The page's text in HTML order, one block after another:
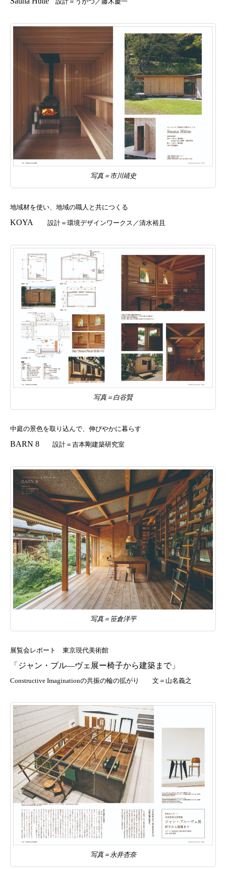
写真＝市川靖史
地域材を使い、地域の職人と共につくる
KOYA 設計＝環境デザインワークス／清水裕且
写真＝白谷賢
中庭の景色を取り込んで、伸びやかに暮らす
BARN 8 設計＝吉本剛建築研究室
写真＝笹倉洋平
展覧会レポート 東京現代美術館
「ジャン・プル―ヴェ展ー椅子から建築まで」
Constructive Imaginationの共振の輪の拡がり 文＝山名義之
写真＝永井杏奈